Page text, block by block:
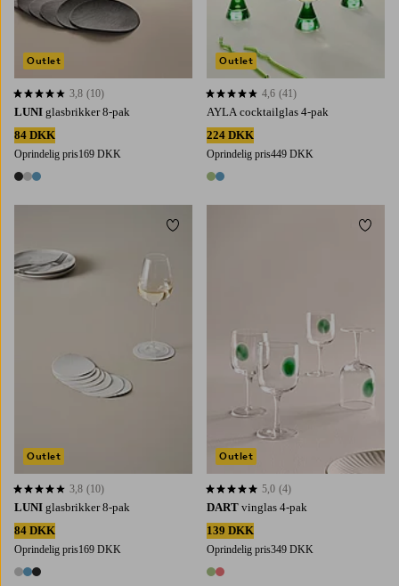
LUNI glasbrikker 8-pak
84 DKK
Oprindelig pris169 DKK
3 farver
3,8 baseret på 10 bedømmelser
3,8 (10)
Outlet
AYLA cocktailglas 4-pak
224 DKK
Oprindelig pris449 DKK
2 farver
4,6 baseret på 41 bedømmelser
4,6 (41)
Outlet
LUNI glasbrikker 8-pak
84 DKK
Oprindelig pris169 DKK
3 farver
3,8 baseret på 10 bedømmelser
3,8 (10)
Outlet
Tilføj til favoritter
DART vinglas 4-pak
139 DKK
Oprindelig pris349 DKK
2 farver
5,0 baseret på 4 bedømmelser
5,0 (4)
Outlet
Tilføj